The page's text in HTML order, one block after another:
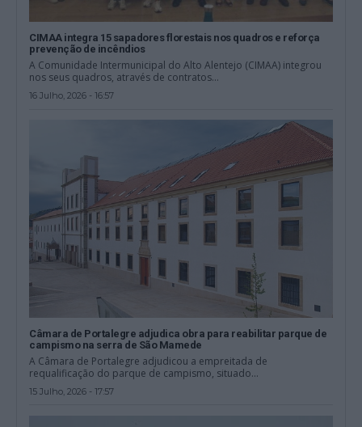
CIMAA integra 15 sapadores florestais nos quadros e reforça
prevenção de incêndios
A Comunidade Intermunicipal do Alto Alentejo (CIMAA) integrou
nos seus quadros, através de contratos...
16 Julho, 2026 - 16:57
Câmara de Portalegre adjudica obra para reabilitar parque de
campismo na serra de São Mamede
A Câmara de Portalegre adjudicou a empreitada de
requalificação do parque de campismo, situado...
15 Julho, 2026 - 17:57